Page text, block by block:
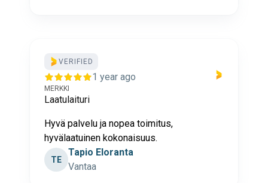
VERIFIED
1 year ago
MERKKI
Laatulaituri
Hyvä palvelu ja nopea toimitus,
hyvälaatuinen kokonaisuus.
TE
Tapio Eloranta
Vantaa